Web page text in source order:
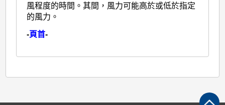
風程度的時間。其間，風力可能高於或低於指定
的風力。
-頁首-